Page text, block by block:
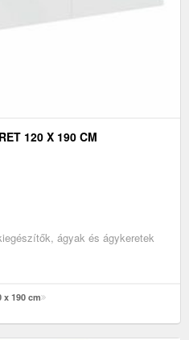
120 X 190 CM
ágyak és ágykeretek
x 190 cm